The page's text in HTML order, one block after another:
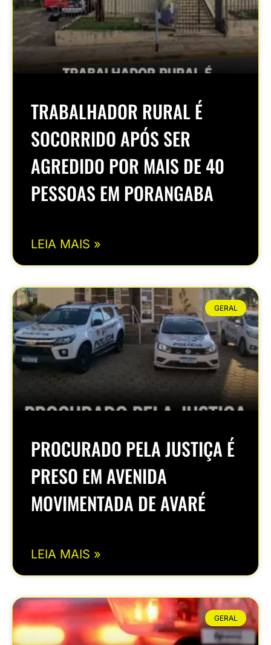
TRABALHADOR RURAL É
SOCORRIDO APÓS SER
AGREDIDO POR MAIS DE 40
PESSOAS EM PORANGABA
LEIA MAIS »
GERAL
PROCURADO PELA JUSTIÇA É
PRESO EM AVENIDA
MOVIMENTADA DE AVARÉ
LEIA MAIS »
GERAL